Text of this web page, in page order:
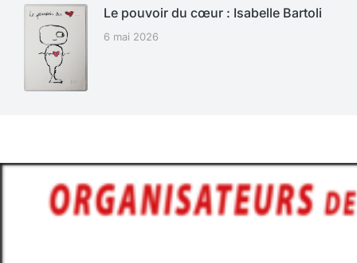
Le pouvoir du cœur : Isabelle Bartoli
6 mai 2026